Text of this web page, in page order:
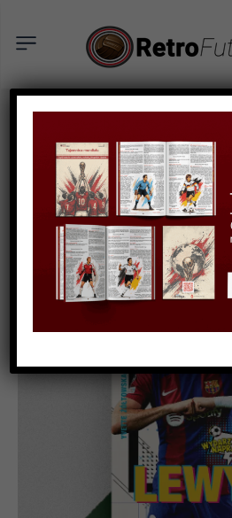
KSIĄŻKI RECENZJA
„Lewy. Chłopak,
zachwycił